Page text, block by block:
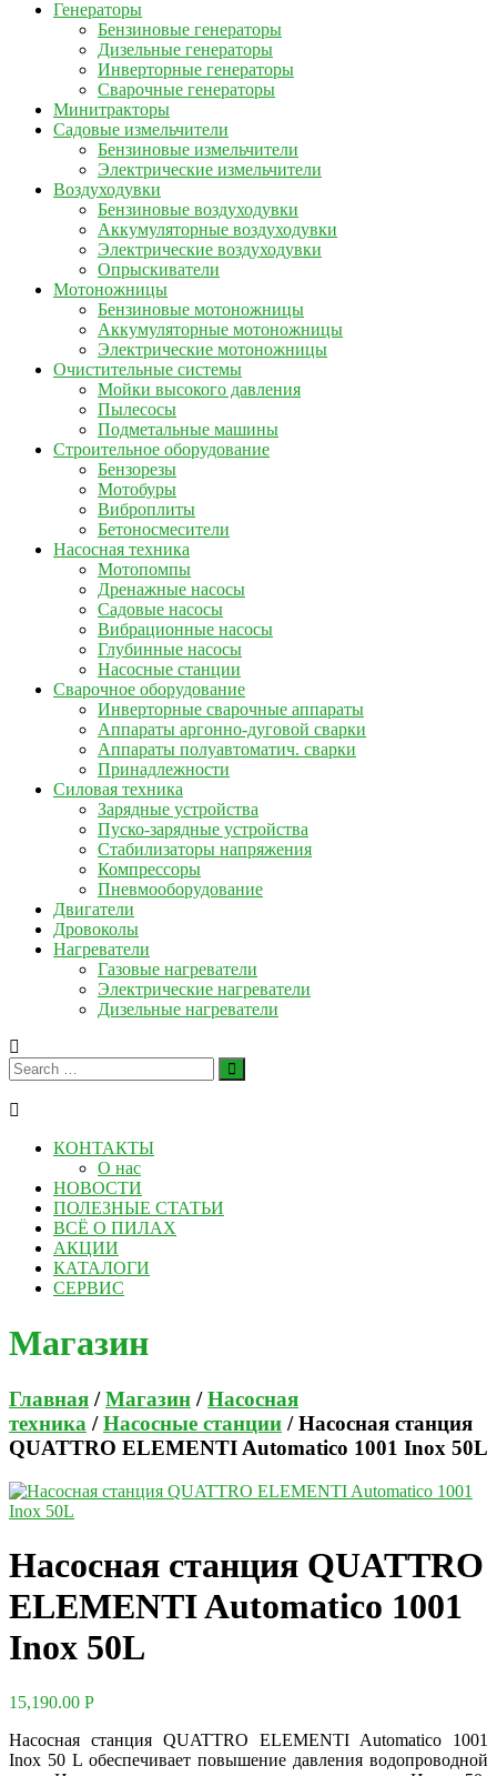
Генераторы
Бензиновые генераторы
Дизельные генераторы
Инверторные генераторы
Сварочные генераторы
Минитракторы
Садовые измельчители
Бензиновые измельчители
Электрические измельчители
Воздуходувки
Бензиновые воздуходувки
Аккумуляторные воздуходувки
Электрические воздуходувки
Опрыскиватели
Мотоножницы
Бензиновые мотоножницы
Аккумуляторные мотоножницы
Электрические мотоножницы
Очистительные системы
Мойки высокого давления
Пылесосы
Подметальные машины
Строительное оборудование
Бензорезы
Мотобуры
Виброплиты
Бетоносмесители
Насосная техника
Мотопомпы
Дренажные насосы
Садовые насосы
Вибрационные насосы
Глубинные насосы
Насосные станции
Сварочное оборудование
Инверторные сварочные аппараты
Аппараты аргонно-дуговой сварки
Аппараты полуавтоматич. сварки
Принадлежности
Силовая техника
Зарядные устройства
Пуско-зарядные устройства
Стабилизаторы напряжения
Компрессоры
Пневмооборудование
Двигатели
Дровоколы
Нагреватели
Газовые нагреватели
Электрические нагреватели
Дизельные нагреватели
КОНТАКТЫ
О нас
НОВОСТИ
ПОЛЕЗНЫЕ СТАТЬИ
ВСЁ О ПИЛАХ
АКЦИИ
КАТАЛОГИ
СЕРВИС
Магазин
Главная /Магазин /Насосная
техника /Насосные станции / Насосная станция
QUATTRO ELEMENTI Automatico 1001 Inox 50L
Насосная станция QUATTRO
ELEMENTI Automatico 1001
Inox 50L
15,190.00 Р
Насосная станция QUATTRO ELEMENTI Automatico 1001
Inox 50 L обеспечивает повышение давления водопроводной